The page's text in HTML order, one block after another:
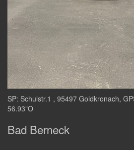
SP: Schulstr.1 , 95497 Goldkronach,
56.93"O
Bad Berneck